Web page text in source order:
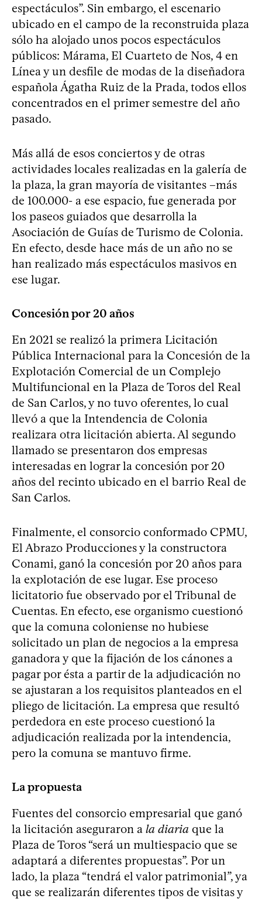
espectáculos”. Sin embargo, el escenario
ubicado en el campo de la reconstruida plaza
sólo ha alojado unos pocos espectáculos
públicos: Márama, El Cuarteto de Nos, 4 en
Línea y un desfile de modas de la diseñadora
española Ágatha Ruiz de la Prada, todos ellos
concentrados en el primer semestre del año
pasado.
Más allá de esos conciertos y de otras
actividades locales realizadas en la galería de
la plaza, la gran mayoría de visitantes –más
de 100.000- a ese espacio, fue generada por
los paseos guiados que desarrolla la
Asociación de Guías de Turismo de Colonia.
En efecto, desde hace más de un año no se
han realizado más espectáculos masivos en
ese lugar.
Concesión por 20 años
En 2021 se realizó la primera Licitación
Pública Internacional para la Concesión de la
Explotación Comercial de un Complejo
Multifuncional en la Plaza de Toros del Real
de San Carlos, y no tuvo oferentes, lo cual
llevó a que la Intendencia de Colonia
realizara otra licitación abierta. Al segundo
llamado se presentaron dos empresas
interesadas en lograr la concesión por 20
años del recinto ubicado en el barrio Real de
San Carlos.
Finalmente, el consorcio conformado CPMU,
El Abrazo Producciones y la constructora
Conami, ganó la concesión por 20 años para
la explotación de ese lugar. Ese proceso
licitatorio fue observado por el Tribunal de
Cuentas. En efecto, ese organismo cuestionó
que la comuna coloniense no hubiese
solicitado un plan de negocios a la empresa
ganadora y que la fijación de los cánones a
pagar por ésta a partir de la adjudicación no
se ajustaran a los requisitos planteados en el
pliego de licitación. La empresa que resultó
perdedora en este proceso cuestionó la
adjudicación realizada por la intendencia,
pero la comuna se mantuvo firme.
La propuesta
Fuentes del consorcio empresarial que ganó
la licitación aseguraron a la diaria que la
Plaza de Toros “será un multiespacio que se
adaptará a diferentes propuestas”. Por un
lado, la plaza “tendrá el valor patrimonial”, ya
que se realizarán diferentes tipos de visitas y